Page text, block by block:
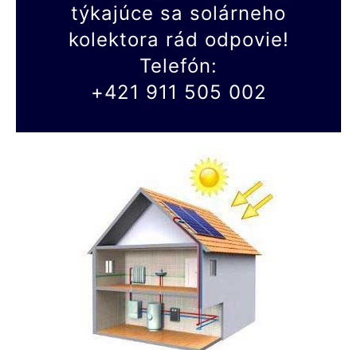
týkajúce sa solárneho
kolektora rád odpovie!
Telefón:
+421 911 505 002